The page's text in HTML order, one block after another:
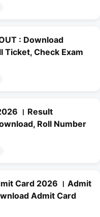
: Download
Ticket, Check Exam
। Result
Roll Number
Card 2026 । Admit
Admit Card